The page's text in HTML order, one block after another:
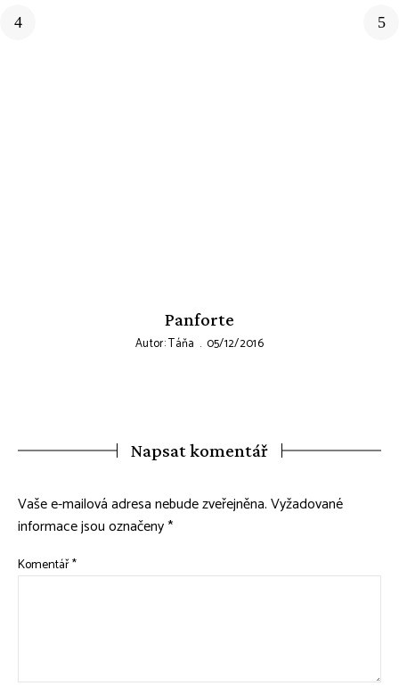
Panforte
Autor:Táňa 05/12/2016
Napsat komentář
Vaše e-mailová adresa nebude zveřejněna.Vyžadované
informace jsou označeny*
Komentář*